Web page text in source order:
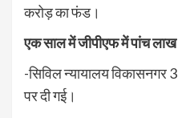
करोड़ का फंड।
एक साल में जीपीएफ में पांच
-सिविल न्यायालय विकासनगर
पर दी गई।